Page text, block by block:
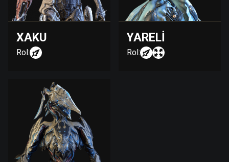
XAKU
Rol:
YARELI
Rol: